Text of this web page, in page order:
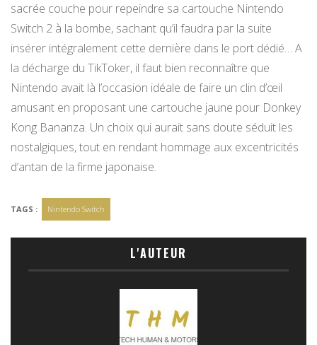
sacrée couche pour repeindre sa cartouche Nintendo
Switch 2 à la bombe, sachant qu’il faudra par la suite
insérer intégralement cette dernière dans le port dédié… A
la décharge du TikToker, il faut bien reconnaître que
Nintendo avait là l’occasion idéale de faire un clin d’œil
amusant en proposant une cartouche jaune pour Donkey
Kong Bananza. Un choix qui aurait sans doute séduit les
nostalgiques, tout en rendant hommage aux excentricités
d’antan de la firme japonaise.
TAGS : Nintendo Switch
L'AUTEUR